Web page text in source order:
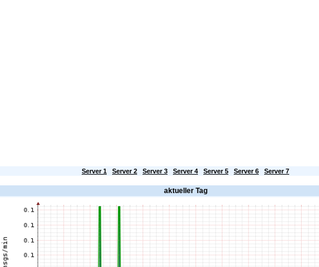
Server 1 Server 2 Server 3 Server 4 Server 5 Server 6 Server 7
aktueller Tag